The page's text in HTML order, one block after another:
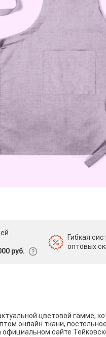
руб.
Гибкая
оптовых
цветовой гамме,
онлайн ткани,
официальном сайте